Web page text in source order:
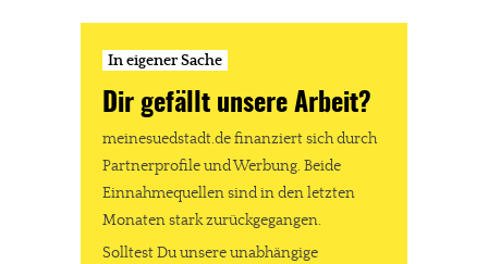
In eigener Sache
Dir gefällt unsere Arbeit?
meinesuedstadt.de finanziert sich durch
Partnerprofile und Werbung. Beide
Einnahmequellen sind in den letzten
Monaten stark zurückgegangen.
Solltest Du unsere unabhängige